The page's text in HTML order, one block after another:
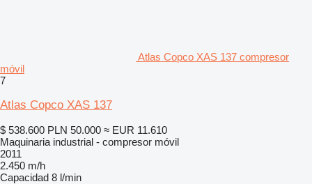
Atlas Copco XAS 137 compresor
móvil
7
Atlas Copco XAS 137
$ 538.600 PLN 50.000 ≈ EUR 11.610
Maquinaria industrial - compresor móvil
2011
2.450 m/h
Capacidad 8 l/min